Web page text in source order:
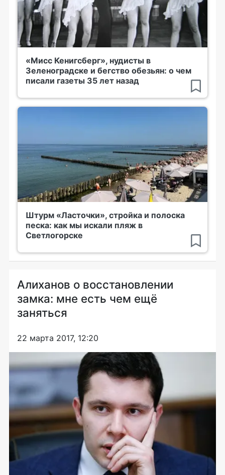
«Мисс Кенигсберг», нудисты в
Зеленоградске и бегство обезьян: о чем
писали газеты 35 лет назад
Штурм «Ласточки», стройка и полоска
песка: как мы искали пляж в
Светлогорске
Алиханов о восстановлении
замка: мне есть чем ещё
заняться
22 марта 2017, 12:20